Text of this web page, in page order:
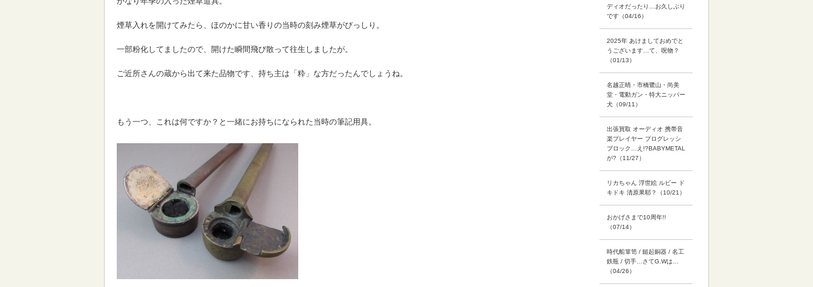
煙草入れを開けてみたら、ほのかに甘い香りの当時の刻み煙草がびっしり。
一部粉化してましたので、開けた瞬間飛び散って往生しましたが。
ご近所さんの蔵から出て来た品物です、持ち主は「粋」な方だったんでしょうね。
もう一つ、これは何ですか？と一緒にお持ちになられた当時の筆記用具。
ディオだったり…お久しぶり
です（04/16）
2025年 あけましておめでと
うございます…て、呪物？
（01/13）
名越正晴・市橋鷺山・尚美
堂・電動ガン・特大ニッパー
犬（09/11）
出張買取 オーディオ 携帯音
楽プレイヤー プログレッシ
ブロック…え!?BABYMETAL
が?（11/27）
リカちゃん 浮世絵 ルビー ド
キドキ 清原果耶？（10/21）
おかげさまで10周年!!
（07/14）
時代船箪笥 / 鎚起銅器 / 名工
鉄瓶 / 切手…さてG.Wは…
（04/26）